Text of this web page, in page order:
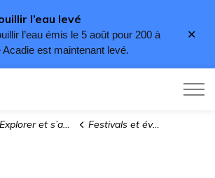
l’eau levé
l’eau émis le 5 août pour 200 à
Acadie est maintenant levé.
Explorer et s’amuser
Festivals et événements